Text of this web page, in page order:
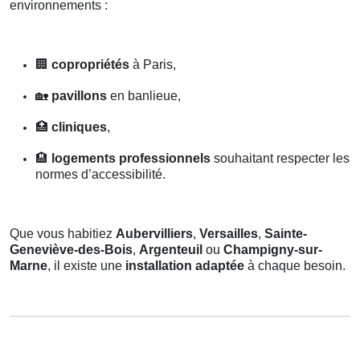
environnements :
🏢 copropriétés à Paris,
🏡 pavillons en banlieue,
🏥 cliniques,
🏨 logements professionnels souhaitant respecter les
normes d’accessibilité.
Que vous habitiez Aubervilliers, Versailles, Sainte-
Geneviève-des-Bois, Argenteuil ou Champigny-sur-
Marne, il existe une installation adaptée à chaque besoin.